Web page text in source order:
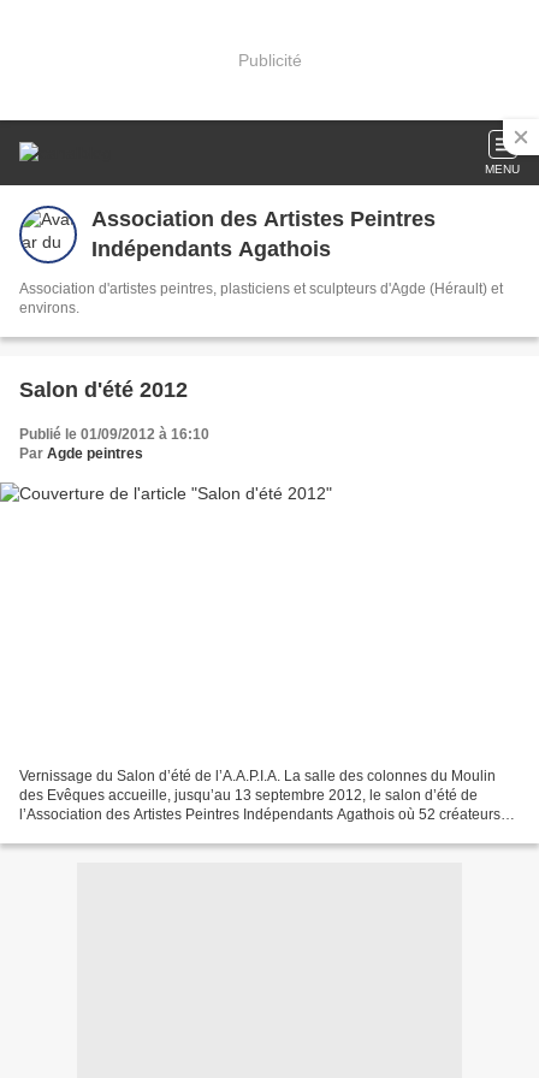
Publicité
MENU
Association des Artistes Peintres
Indépendants Agathois
Association d'artistes peintres, plasticiens et sculpteurs d'Agde (Hérault) et
environs.
Salon d'été 2012
Publié le 01/09/2012 à 16:10
Par Agde peintres
Vernissage du Salon d’été de l’A.A.P.I.A. La salle des colonnes du Moulin
des Evêques accueille, jusqu’au 13 septembre 2012, le salon d’été de
l’Association des Artistes Peintres Indépendants Agathois où 52 créateurs